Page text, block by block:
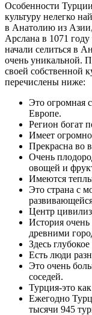
Особенности
культуру нелегко
в Анатолию из
Арслана в 1071
начали селиться в
очень уникальной.
своей собственной
перечислены ниже:
Это огромная
Европе.
Регион богат
Имеет
Прекрасна во
Очень
овощей и
Имеются
Это страна с
Центр
История очень
древними
Здесь
Есть люди
Это очень
соседей.
Турция-это
Ежегодно
тысячи 945